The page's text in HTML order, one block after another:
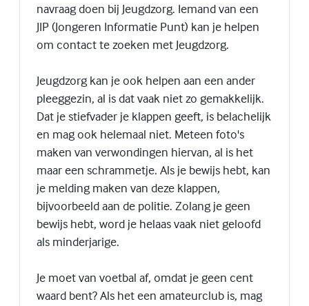
navraag doen bij Jeugdzorg. Iemand van een
JIP (Jongeren Informatie Punt) kan je helpen
om contact te zoeken met Jeugdzorg.
Jeugdzorg kan je ook helpen aan een ander
pleeggezin, al is dat vaak niet zo gemakkelijk.
Dat je stiefvader je klappen geeft, is belachelijk
en mag ook helemaal niet. Meteen foto's
maken van verwondingen hiervan, al is het
maar een schrammetje. Als je bewijs hebt, kan
je melding maken van deze klappen,
bijvoorbeeld aan de politie. Zolang je geen
bewijs hebt, word je helaas vaak niet geloofd
als minderjarige.
Je moet van voetbal af, omdat je geen cent
waard bent? Als het een amateurclub is, mag